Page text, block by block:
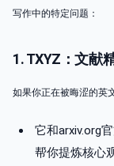
写作中的特定问题：
1. TXYZ：文献
如果你正在被晦涩的英
它和arxiv.org
帮你提炼核心